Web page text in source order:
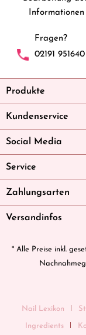
Fragen?
02191 951640
Produkte
Kundenservice
Social Media
Service
Zahlungsarten
Versandinfos
* Alle Preise inkl.
Nail Lexikon
Ingredients